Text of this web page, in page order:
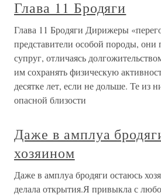
Глава 11 Бродяги
Глава 11 Бродяги Дирижеры
представители особой породы,
супруг, отличаясь
им сохранять физическую
десятке лет, если не дольше. Те из
опасной близости
Даже в амплуа
хозяином
Даже в амплуа бродяги остаюсь
делала открытия.Я привыкла с